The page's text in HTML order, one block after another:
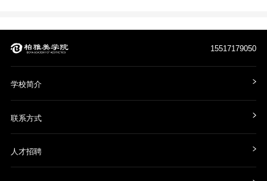
15517179050
学校简介
联系方式
人才招聘